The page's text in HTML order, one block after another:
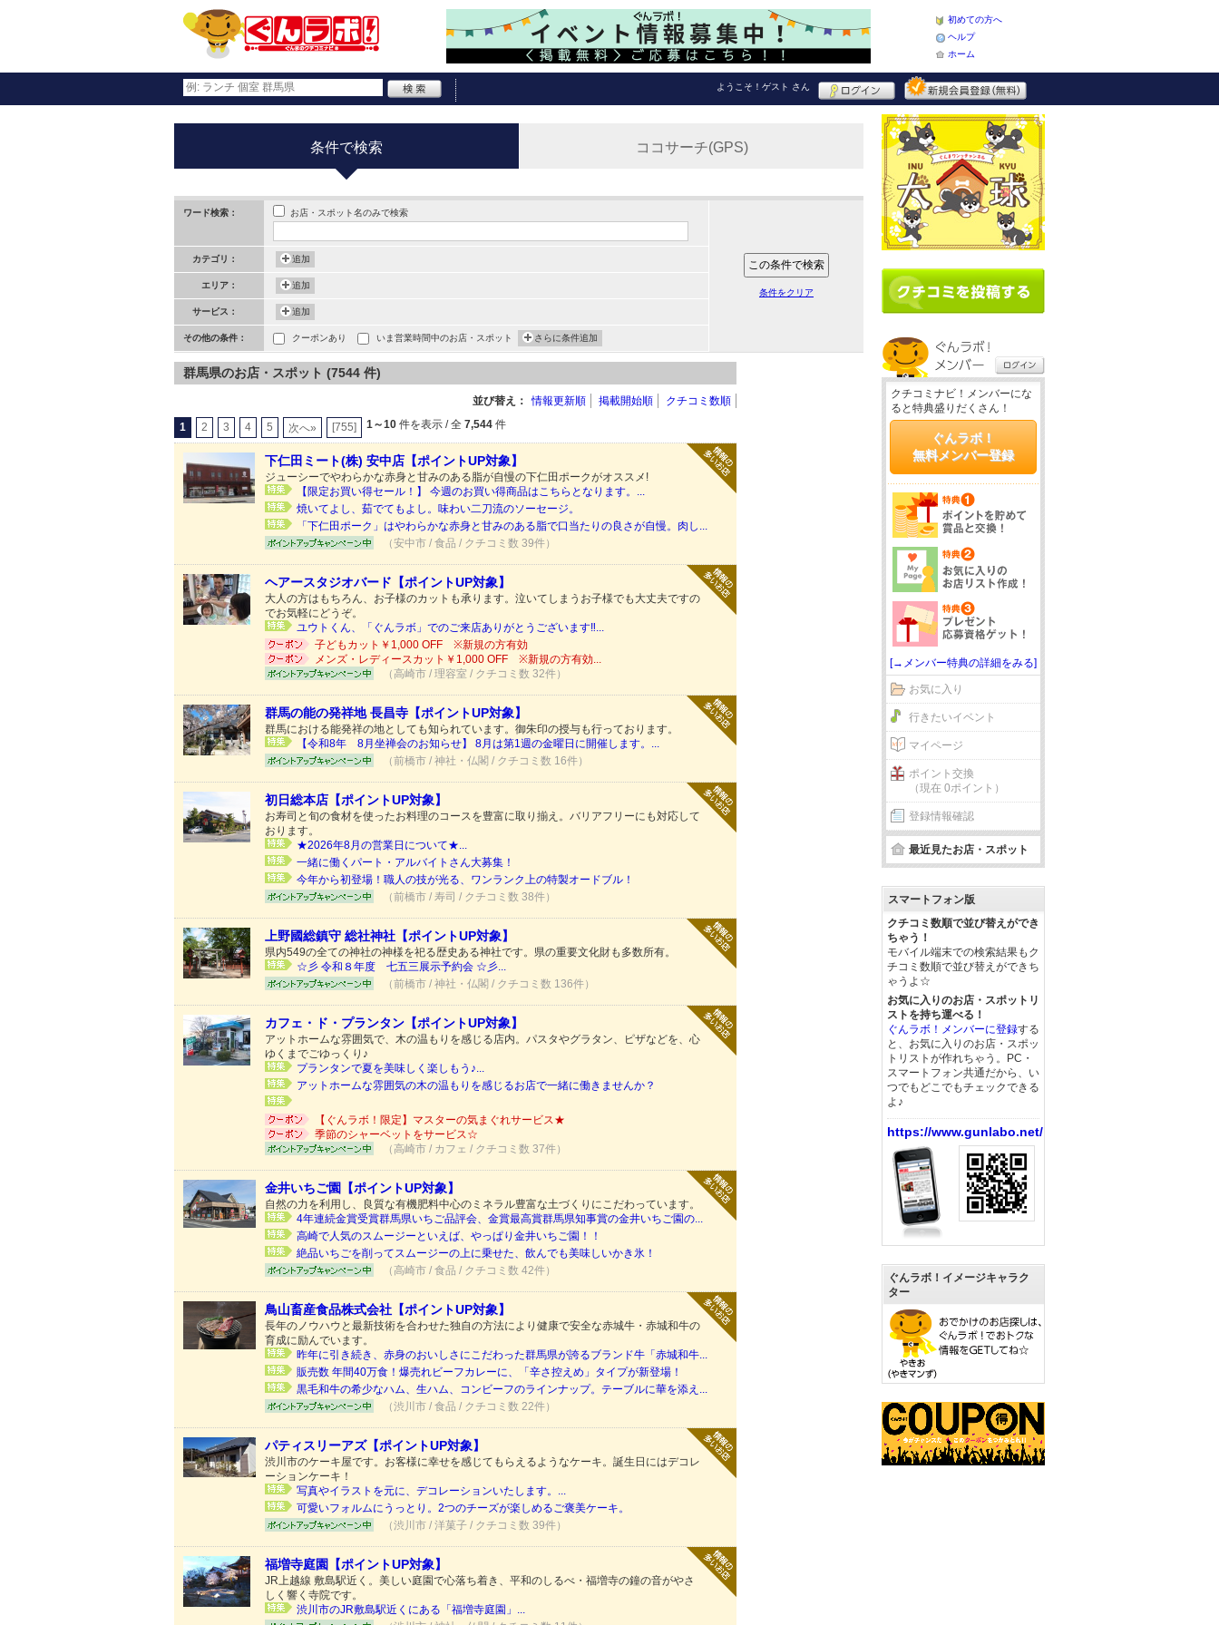
初めての方へ
ヘルプ
ホーム
ようこそ！ ゲスト さん
条件で検索 ココサーチ(GPS)
ワード検索： お店・スポット名のみで検索
カテゴリ： 追加
エリア： 追加
サービス： 追加
その他の条件： クーポンあり いま営業時間中のお店・スポット さらに条件追加
条件をクリア
群馬県のお店・スポット (7544 件)
並び替え： 情報更新順 掲載開始順 クチコミ数順
1 2 3 4 5 次へ» [755] 1～10 件を表示 / 全 7,544 件
下仁田ミート(株) 安中店【ポイントUP対象】
ジューシーでやわらかな赤身と甘みのある脂が自慢の下仁田ポークがオススメ!
【限定お買い得セール！】 今週のお買い得商品はこちらとなります。...
焼いてよし、茹でてもよし。味わい二刀流のソーセージ。
「下仁田ポーク」はやわらかな赤身と甘みのある脂で口当たりの良さが自慢。肉し...
（安中市 / 食品 / クチコミ数 39件）
ヘアースタジオバード【ポイントUP対象】
大人の方はもちろん、お子様のカットも承ります。泣いてしまうお子様でも大丈夫ですの
でお気軽にどうぞ。
ユウトくん、「ぐんラボ」でのご来店ありがとうございます‼️...
子どもカット￥1,000 OFF ※新規の方有効
メンズ・レディースカット￥1,000 OFF ※新規の方有効...
（高崎市 / 理容室 / クチコミ数 32件）
群馬の能の発祥地 長昌寺【ポイントUP対象】
群馬における能発祥の地としても知られています。御朱印の授与も行っております。
【令和8年 8月坐禅会のお知らせ】 8月は第1週の金曜日に開催します。...
（前橋市 / 神社・仏閣 / クチコミ数 16件）
初日総本店【ポイントUP対象】
お寿司と旬の食材を使ったお料理のコースを豊富に取り揃え。バリアフリーにも対応して
おります。
★2026年8月の営業日について★...
一緒に働くパート・アルバイトさん大募集！
今年から初登場！職人の技が光る、ワンランク上の特製オードブル！
（前橋市 / 寿司 / クチコミ数 38件）
上野國総鎮守 総社神社【ポイントUP対象】
県内549の全ての神社の神様を祀る歴史ある神社です。県の重要文化財も多数所有。
☆彡 令和８年度 七五三展示予約会 ☆彡...
（前橋市 / 神社・仏閣 / クチコミ数 136件）
カフェ・ド・プランタン【ポイントUP対象】
アットホームな雰囲気で、木の温もりを感じる店内。パスタやグラタン、ピザなどを、心
ゆくまでごゆっくり♪
プランタンで夏を美味しく楽しもう♪...
アットホームな雰囲気の木の温もりを感じるお店で一緒に働きませんか？
【ぐんラボ！限定】マスターの気まぐれサービス★
季節のシャーベットをサービス☆
（高崎市 / カフェ / クチコミ数 37件）
金井いちご園【ポイントUP対象】
自然の力を利用し、良質な有機肥料中心のミネラル豊富な土づくりにこだわっています。
4年連続金賞受賞群馬県いちご品評会、金賞最高賞群馬県知事賞の金井いちご園の...
高崎で人気のスムージーといえば、やっぱり金井いちご園！！
絶品いちごを削ってスムージーの上に乗せた、飲んでも美味しいかき氷！
（高崎市 / 食品 / クチコミ数 42件）
鳥山畜産食品株式会社【ポイントUP対象】
長年のノウハウと最新技術を合わせた独自の方法により健康で安全な赤城牛・赤城和牛の
育成に励んでいます。
昨年に引き続き、赤身のおいしさにこだわった群馬県が誇るブランド牛「赤城和牛...
販売数 年間40万食！爆売れビーフカレーに、「辛さ控えめ」タイプが新登場！
黒毛和牛の希少なハム、生ハム、コンビーフのラインナップ。テーブルに華を添え...
（渋川市 / 食品 / クチコミ数 22件）
パティスリーアズ【ポイントUP対象】
渋川市のケーキ屋です。お客様に幸せを感じてもらえるようなケーキ。誕生日にはデコレ
ーションケーキ！
写真やイラストを元に、デコレーションいたします。...
可愛いフォルムにうっとり。2つのチーズが楽しめるご褒美ケーキ。
（渋川市 / 洋菓子 / クチコミ数 39件）
福増寺庭園【ポイントUP対象】
JR上越線 敷島駅近く。美しい庭園で心落ち着き、平和のしるべ・福増寺の鐘の音がやさ
しく響く寺院です。
渋川市のJR敷島駅近くにある「福増寺庭園」...
クチコミナビ！メンバーにな
ると特典盛りだくさん！
ぐんラボ！
無料メンバー登録
[→メンバー特典の詳細をみる]
お気に入り
行きたいイベント
マイページ
ポイント交換
（現在 0ポイント）
登録情報確認
最近見たお店・スポット
スマートフォン版
クチコミ数順で並び替えができ
ちゃう！
モバイル端末での検索結果もク
チコミ数順で並び替えができち
ゃうよ☆
お気に入りのお店・スポットリ
ストを持ち運べる！
ぐんラボ！メンバーに登録する
と、お気に入りのお店・スポッ
トリストが作れちゃう。PC・
スマートフォン共通だから、い
つでもどこでもチェックできる
よ♪
https://www.gunlabo.net/
ぐんラボ！イメージキャラク
ター